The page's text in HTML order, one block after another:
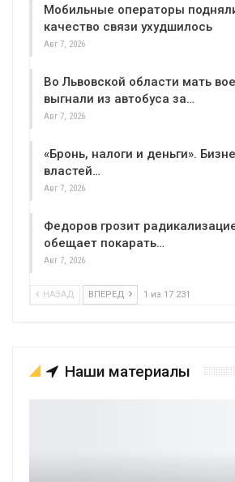
Мобильные операторы
качество связи ухудшилось
Авг 7, 2026
Во Львовской области мать
выгнали из автобуса за…
Авг 7, 2026
«Бронь, налоги и деньги».
властей…
Авг 7, 2026
Федоров грозит
обещает покарать…
Авг 7, 2026
НАЗАД ВПЕРЕД 1 из 17 231
Наши материалы